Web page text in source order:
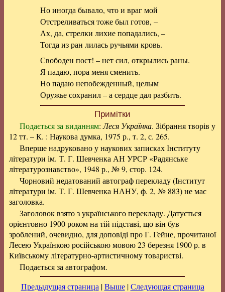
Но иногда бывало, что и враг мой
Отстреливаться тоже был готов, –
Ах, да, стрелки лихие попадались, –
Тогда из ран лилась ручьями кровь.
Свободен пост! – нет сил, открылись раны.
Я падаю, пора меня сменить.
Но падаю непобежденный, целым
Оружье сохранил – а сердце дал разбить.
Примітки
Подається за виданням:Леся Українка. Зібрання творів у
12 тт. – К. : Наукова думка, 1975 р., т. 2, с. 265.
Вперше надруковано у наукових записках Інституту
літератури ім. Т. Г. Шевченка АН УРСР «Радянське
літературознавство», 1948 р., № 9, стор. 124.
Чорновий недатований автограф перекладу (Інститут
літератури ім. Т. Г. Шевченка НАНУ, ф. 2, № 883) не має
заголовка.
Заголовок взято з українського перекладу. Датується
орієнтовно 1900 роком на тій підставі, що він був
зроблений, очевидно, для доповіді про Г. Гейне, прочитаної
Лесею Українкою російською мовою 23 березня 1900 р. в
Київському літературно-артистичному товаристві.
Подається за автографом.
Предыдущая страница |Выше|Следующая страница